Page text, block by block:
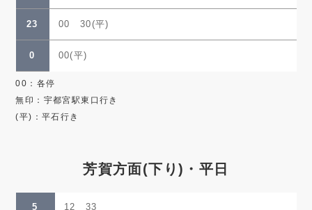
23 00 30(平)
0 00(平)
00：各停
無印：宇都宮駅東口行き
(平)：平石行き
芳賀方面(下り)・平日
5 12 33